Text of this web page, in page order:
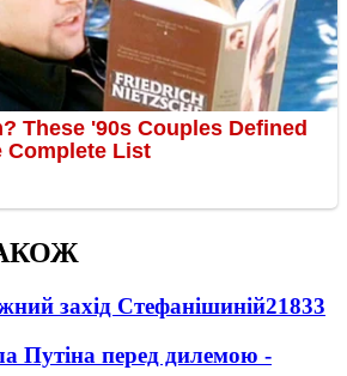
захід Стефанішиній21833
Путіна перед дилемою -